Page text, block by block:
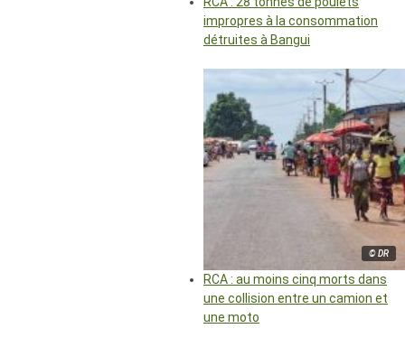
impropres à la consommation
détruites à Bangui
© DR
RCA : au moins cinq morts dans
une collision entre un camion et
une moto